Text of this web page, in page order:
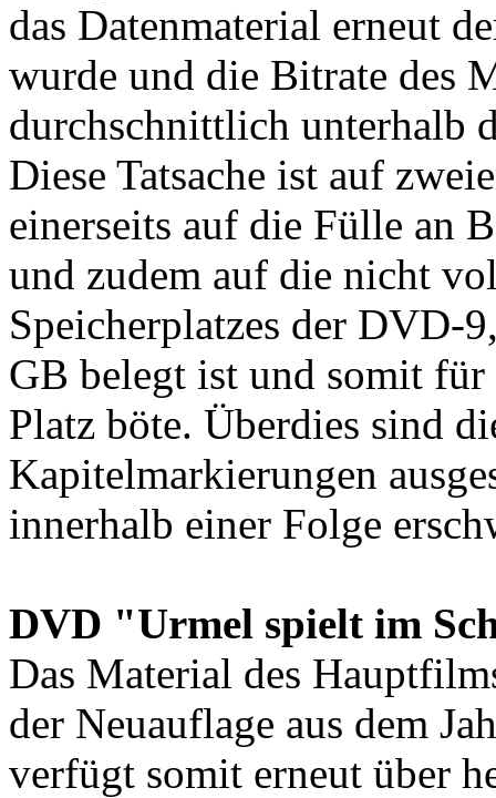
das Datenmaterial erneut
wurde und die Bitrate des
durchschnittlich unterhalb
Diese Tatsache ist auf
einerseits auf die Fülle an
und zudem auf die nicht
Speicherplatzes der DVD-
GB belegt ist und somit
Platz böte. Überdies sind
Kapitelmarkierungen
innerhalb einer Folge
DVD "Urmel spielt im
Das Material des
der Neuauflage aus dem
verfügt somit erneut über